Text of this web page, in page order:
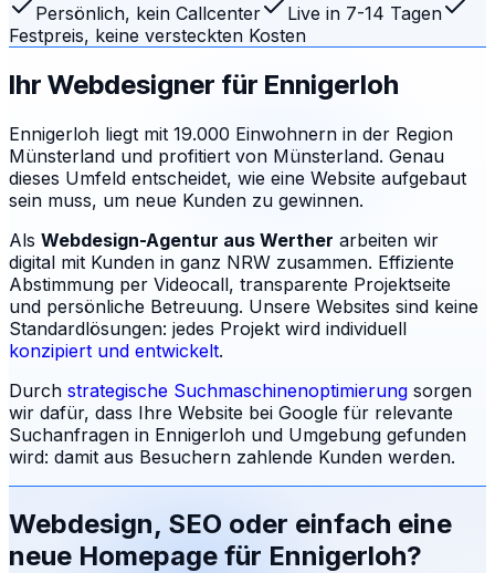
Persönlich, kein Callcenter
Live in 7-14 Tagen
Festpreis, keine versteckten Kosten
Ihr Webdesigner für Ennigerloh
Ennigerloh liegt mit 19.000 Einwohnern in der Region
Münsterland und profitiert von Münsterland. Genau
dieses Umfeld entscheidet, wie eine Website aufgebaut
sein muss, um neue Kunden zu gewinnen.
Als Webdesign-Agentur aus Werther arbeiten wir
digital mit Kunden in ganz NRW zusammen. Effiziente
Abstimmung per Videocall, transparente Projektseite
und persönliche Betreuung. Unsere Websites sind keine
Standardlösungen: jedes Projekt wird individuell
konzipiert und entwickelt.
Durch strategische Suchmaschinenoptimierung sorgen
wir dafür, dass Ihre Website bei Google für relevante
Suchanfragen in Ennigerloh und Umgebung gefunden
wird: damit aus Besuchern zahlende Kunden werden.
Webdesign, SEO oder einfach eine
neue Homepage für Ennigerloh?